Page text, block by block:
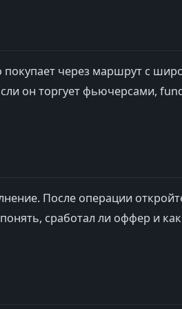
покупает через маршрут с
он торгует фьючерсами,
После операции
сработал ли оффер и